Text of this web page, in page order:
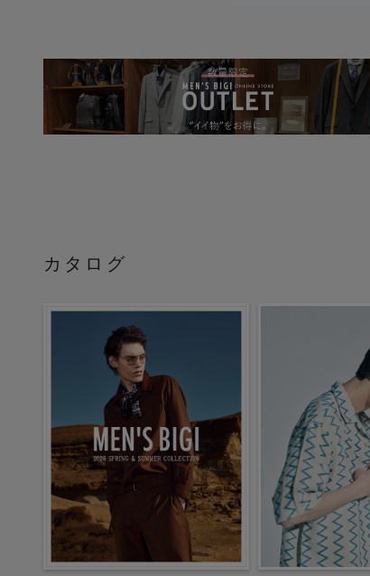
カタログ